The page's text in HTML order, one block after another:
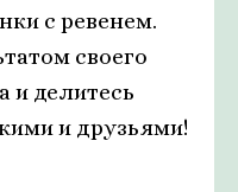
с ревенем.
своего
и делитесь
и друзьями!